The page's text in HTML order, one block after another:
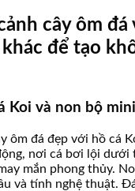
cây ôm đá
để tạo
Koi và non bộ mini
ôm đá đẹp với hồ cá
nơi cá bơi lội dưới
mắn phong thủy.
và tính nghệ thuật.